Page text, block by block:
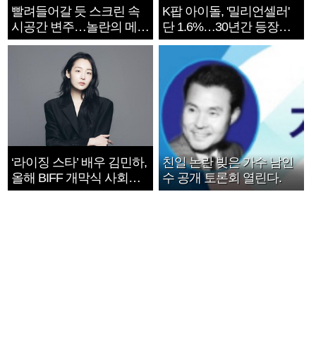
빨려들어갈 듯 스크린 속
시공간 변주…놀란의 메시
지는 ‘전쟁 속죄’
K팝 아이돌, '밀리언셀러'
단 1.6%…30년간 등장
1182개팀 전수조사
‘라이징 스타’ 배우 김민하,
올해 BIFF 개막식 사회자
확정
친일 논란 빚은 가수 남인
수 공개 토론회 열린다.